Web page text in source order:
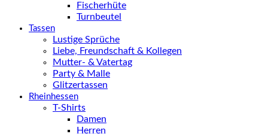
Fischerhüte
Turnbeutel
Tassen
Lustige Sprüche
Liebe, Freundschaft & Kollegen
Mutter- & Vatertag
Party & Malle
Glitzertassen
Rheinhessen
T-Shirts
Damen
Herren